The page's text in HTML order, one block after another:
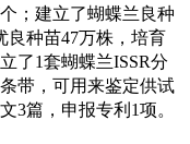
；建立了蝴蝶兰良种
良种苗47万株，培育
了1套蝴蝶兰ISSR分
带，可用来鉴定供试
3篇，申报专利1项。